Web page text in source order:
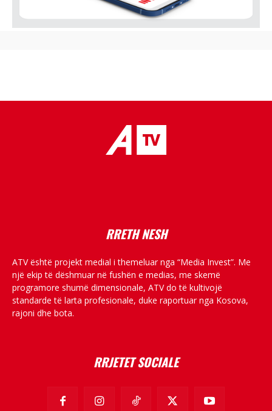
RRETH NESH
ATV është projekt medial i themeluar nga “Media Invest”. Me
një ekip të dëshmuar në fushën e medias, me skemë
programore shumë dimensionale, ATV do të kultivojë
standarde të larta profesionale, duke raportuar nga Kosova,
rajoni dhe bota.
RRJETET SOCIALE